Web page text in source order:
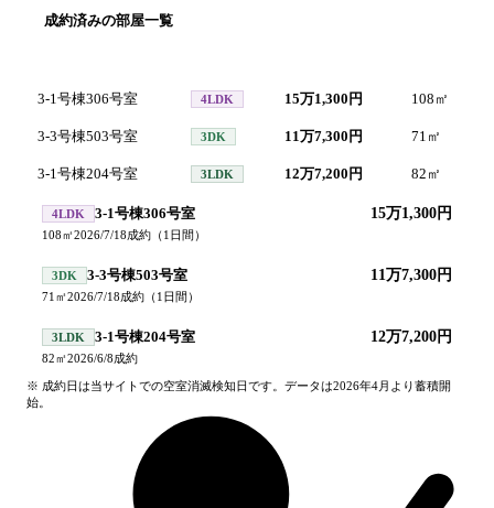
成約済みの部屋一覧
3-1号棟306号室 4LDK 15万1,300円 108 ㎡
3-3号棟503号室 3DK 11万7,300円 71 ㎡
3-1号棟204号室 3LDK 12万7,200円 82 ㎡
4LDK 3-1号棟306号室 15万1,300円
108㎡2026/7/18成約 （1 日間）
3DK 3-3号棟503号室 11万7,300円
71 ㎡2026/7/18成約 （1 日間）
3LDK 3-1号棟204号室 12万7,200円
82㎡2026/6/8成約
※ 成約日は当サイトでの空室消滅検知日です。データは2026年4月より蓄積開
始。